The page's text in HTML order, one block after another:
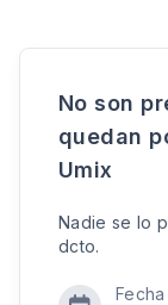
No son
quedan
Umix
Nadie se lo
dcto.